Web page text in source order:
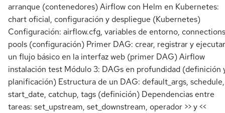
arranque (contenedores) Airflow con Helm en Kubernetes:
chart oficial, configuración y despliegue (Kubernetes)
Configuración: airflow.cfg, variables de entorno,
pools (configuración) Primer DAG: crear, registrar y ejecutar
un flujo básico en la interfaz web (primer DAG) Airflow
instalación test Módulo 3: DAGs en profundidad (definición
planificación) Estructura de un DAG: default_args, schedule,
start_date, catchup, tags (definición) Dependencias entre
tareas: set_upstream, set_downstream, operador >> y <<